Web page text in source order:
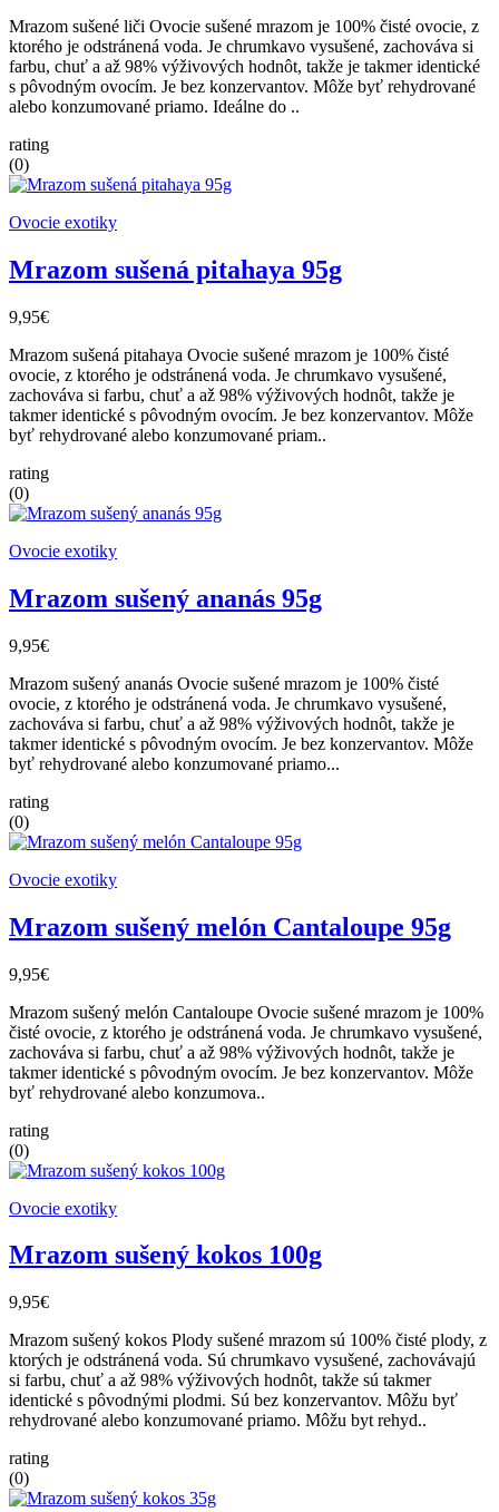
Mrazom sušené liči Ovocie sušené mrazom je 100% čisté ovocie, z
ktorého je odstránená voda. Je chrumkavo vysušené, zachováva si
farbu, chuť a až 98% výživových hodnôt, takže je takmer identické
s pôvodným ovocím. Je bez konzervantov. Môže byť rehydrované
alebo konzumované priamo. Ideálne do ..
rating
(0)
Ovocie exotiky
Mrazom sušená pitahaya 95g
9,95€
Mrazom sušená pitahaya Ovocie sušené mrazom je 100% čisté
ovocie, z ktorého je odstránená voda. Je chrumkavo vysušené,
zachováva si farbu, chuť a až 98% výživových hodnôt, takže je
takmer identické s pôvodným ovocím. Je bez konzervantov. Môže
byť rehydrované alebo konzumované priam..
rating
(0)
Ovocie exotiky
Mrazom sušený ananás 95g
9,95€
Mrazom sušený ananás Ovocie sušené mrazom je 100% čisté
ovocie, z ktorého je odstránená voda. Je chrumkavo vysušené,
zachováva si farbu, chuť a až 98% výživových hodnôt, takže je
takmer identické s pôvodným ovocím. Je bez konzervantov. Môže
byť rehydrované alebo konzumované priamo...
rating
(0)
Ovocie exotiky
Mrazom sušený melón Cantaloupe 95g
9,95€
Mrazom sušený melón Cantaloupe Ovocie sušené mrazom je 100%
čisté ovocie, z ktorého je odstránená voda. Je chrumkavo vysušené,
zachováva si farbu, chuť a až 98% výživových hodnôt, takže je
takmer identické s pôvodným ovocím. Je bez konzervantov. Môže
byť rehydrované alebo konzumova..
rating
(0)
Ovocie exotiky
Mrazom sušený kokos 100g
9,95€
Mrazom sušený kokos Plody sušené mrazom sú 100% čisté plody, z
ktorých je odstránená voda. Sú chrumkavo vysušené, zachovávajú
si farbu, chuť a až 98% výživových hodnôt, takže sú takmer
identické s pôvodnými plodmi. Sú bez konzervantov. Môžu byť
rehydrované alebo konzumované priamo. Môžu byt rehyd..
rating
(0)